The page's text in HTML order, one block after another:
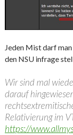
Jeden Mist darf
den NSU infrage
Wir sind mal
darauf
Relativierung im
https://